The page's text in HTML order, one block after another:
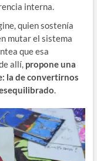
interna.
quien sostenía
mutar el sistema
que esa
allí, propone una
la de convertirnos
.